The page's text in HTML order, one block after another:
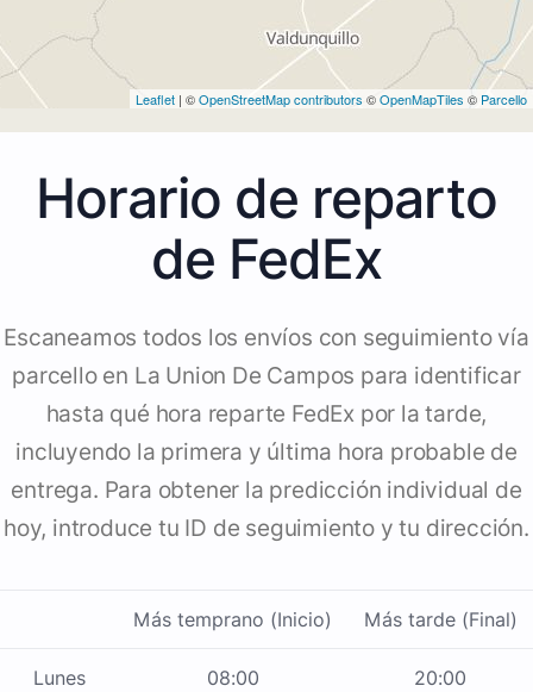
Leaflet | ©OpenStreetMap contributors ©OpenMapTiles © Parcello
Horario de reparto
de FedEx
Escaneamos todos los envíos con seguimiento vía
parcello en La Union De Campos para identificar
hasta qué hora reparte FedEx por la tarde,
incluyendo la primera y última hora probable de
entrega. Para obtener la predicción individual de
hoy, introduce tu ID de seguimiento y tu dirección.
Más temprano (Inicio) Más tarde (Final)
Lunes 08:00 20:00